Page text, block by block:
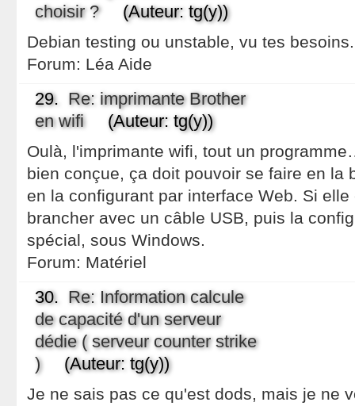
choisir ?(Auteur: tg(y))
Debian testing ou unstable, vu tes besoins.
Forum: Léa Aide
29. Re: imprimante Brother
en wifi(Auteur: tg(y))
Oulà, l'imprimante wifi, tout un
bien conçue, ça doit pouvoir se faire en la
en la configurant par interface Web. Si
brancher avec un câble USB, puis la
spécial, sous Windows.
Forum: Matériel
30. Re: Information calcule
de capacité d'un serveur
dédie ( serveur counter strike
)(Auteur: tg(y))
Je ne sais pas ce qu'est dods, mais je ne